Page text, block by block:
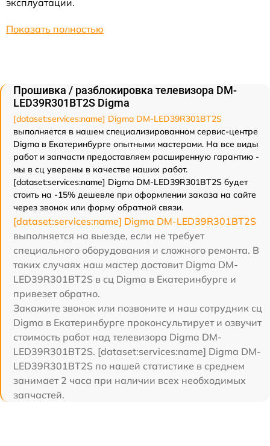
эксплуатации.
Показать полностью
Прошивка / разблокировка телевизора DM-
LED39R301BT2S Digma
[dataset:services:name] Digma DM-LED39R301BT2S
выполняется в нашем специализированном сервис-центре
Digma в Екатеринбурге опытными мастерами. На все виды
работ и запчасти предоставляем расширенную гарантию -
мы в сц уверены в качестве наших работ.
[dataset:services:name] Digma DM-LED39R301BT2S будет
стоить на -15% дешевле при оформлении заказа на сайте
через звонок или форму обратной связи.
[dataset:services:name] Digma DM-LED39R301BT2S
выполняется на выезде, если не требует
специального оборудования и сложного ремонта. В
таких случаях наш мастер доставит Digma DM-
LED39R301BT2S в сц Digma в Екатеринбурге и
привезет обратно.
Закажите звонок или позвоните и наш сотрудник сц
Digma в Екатеринбурге проконсультирует и озвучит
стоимость работ над телевизора Digma DM-
LED39R301BT2S. [dataset:services:name] Digma DM-
LED39R301BT2S по нашей статистике в среднем
занимает 2 часа при наличии всех необходимых
запчастей.